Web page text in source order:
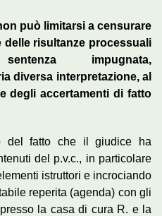
può limitarsi a censurare
delle risultanze processuali
impugnata,
diversa interpretazione, al
degli accertamenti di fatto
del fatto che il giudice ha
del p.v.c., in particolare
istruttori e incrociando
reperita (agenda) con gli
la casa di cura R. e la